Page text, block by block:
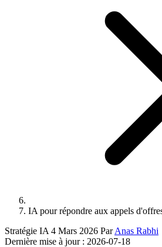
IA pour répondre aux appels
Stratégie IA 4 Mars 2026 ParAnas Rabhi
Dernière mise à jour : 2026-07-18